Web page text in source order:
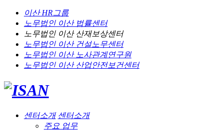
이산 HR그룹
노무법인 이산법률센터
노무법인 이산산재보상센터
노무법인 이산건설노무센터
노무법인 이산노사관계연구원
노무법인 이산산업안전보건센터
센터소개 센터소개
주요 업무